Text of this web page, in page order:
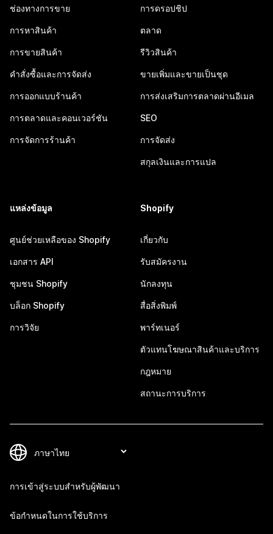
ช่องทางการขาย
การหาสินค้า
การขายสินค้า
คำสั่งซื้อและการจัดส่ง
การออกแบบร้านค้า
การตลาดและคอนเวอร์ชัน
การจัดการร้านค้า
การดรอปชิป
ตลาด
รีวิวสินค้า
ขายเพิ่มและขายเป็นชุด
การส่งเสริมการตลาดผ่านอีเมล
SEO
การจัดส่ง
สกุลเงินและการแปล
แหล่งข้อมูล
ศูนย์ช่วยเหลือของ Shopify
เอกสาร API
ชุมชน Shopify
บล็อก Shopify
การวิจัย
Shopify
เกี่ยวกับ
รับสมัครงาน
นักลงทุน
สื่อสิ่งพิมพ์
พาร์ทเนอร์
ตัวแทนโฆษณาสินค้าและบริการ
กฎหมาย
สถานะการบริการ
การเข้าสู่ระบบสำหรับผู้พัฒนา
ข้อกำหนดในการใช้บริการ